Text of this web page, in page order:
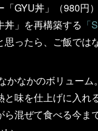
GYU丼」（980円
丼」を再構築する 「
思ったら、ご飯で
なかのボリュー
味を仕上げに入
ら混ぜて食べる今